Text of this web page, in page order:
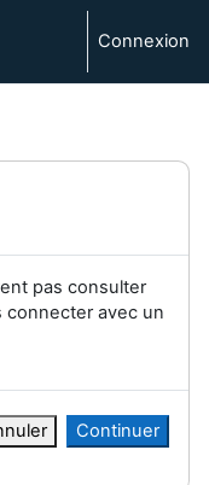
Connexion
pas consulter
connecter avec un
Continuer